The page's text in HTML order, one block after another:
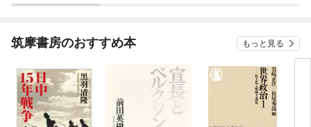
筑摩書房のおすすめ本 もっと見る